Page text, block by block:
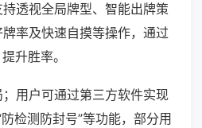
透视全局牌型、智能出牌策
率及快速自摸等操作，通过
升胜率。
用户可通过第三方软件实现
防检测防封号”等功能，部分用